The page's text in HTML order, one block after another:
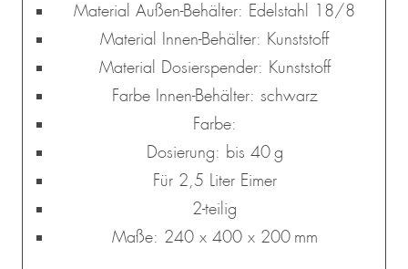
Material Außen-Behälter: Edelstahl 18/8
Material Innen-Behälter: Kunststoff
Material Dosierspender: Kunststoff
Farbe Innen-Behälter: schwarz
Farbe:
Dosierung: bis 40 g
Für 2,5 Liter Eimer
2-teilig
Maße: 240 x 400 x 200 mm